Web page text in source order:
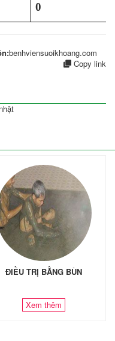
0
benhviensuoikhoang.com
Copy link
ĐIỀU TRỊ BẰNG BÙN
Xem thêm